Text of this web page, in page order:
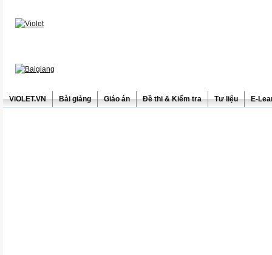
ViOLET.VN Bài giảng Giáo án Đề thi & Kiểm tra Tư liệu E-